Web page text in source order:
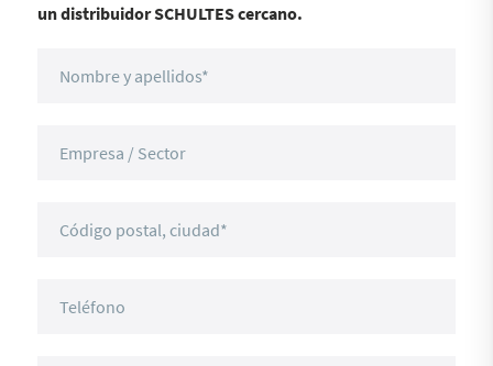
un distribuidor SCHULTES cercano.